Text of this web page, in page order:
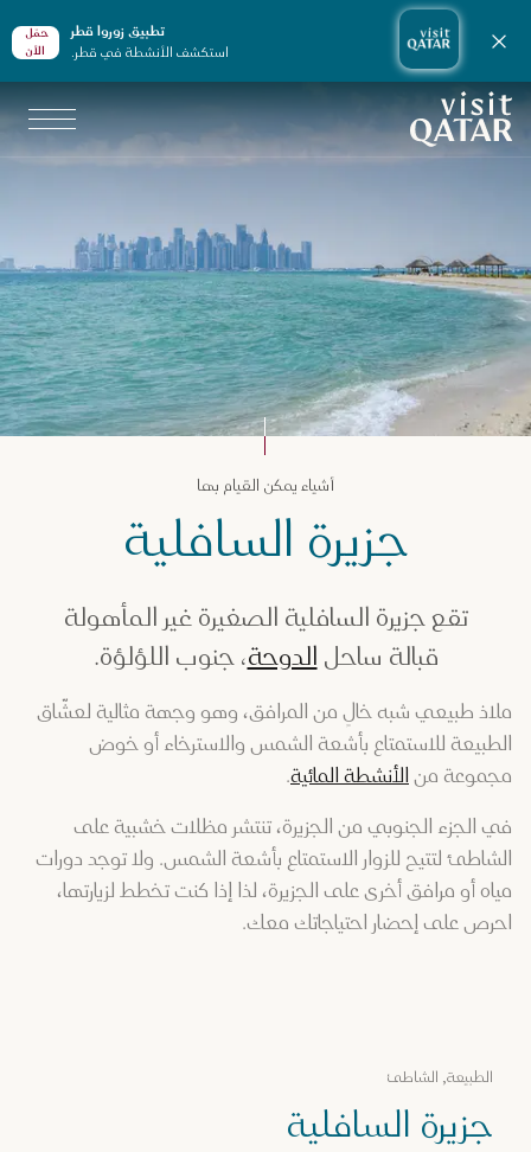
تطبيق زوروا قطر
استكشف الأنشطة في قطر.
حمّل
الأن
إغلاق الإشعارات
الصفحة الرئيسية لموقع VisitQatar
أشياء يمكن القيام بها
جزيرة السافلية
تقع جزيرة السافلية الصغيرة غير المأهولة
قبالة ساحل الدوحة، جنوب اللؤلؤة.
ملاذ طبيعي شبه خالٍ من المرافق، وهو وجهة مثالية لعشّاق
الطبيعة للاستمتاع بأشعة الشمس والاسترخاء أو خوض
مجموعة من الأنشطة المائية.
في الجزء الجنوبي من الجزيرة، تنتشر مظلات خشبية على
الشاطئ لتتيح للزوار الاستمتاع بأشعة الشمس. ولا توجد دورات
مياه أو مرافق أخرى على الجزيرة، لذا إذا كنت تخطط لزيارتها،
احرص على إحضار احتياجاتك معك.
الطبيعة, الشاطئ
جزيرة السافلية